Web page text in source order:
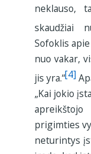
neklauso,
skaudžiai
Sofoklis
nuo vakar,
jis yra.“[4]
„Kai jokio
prigimties
neturintys